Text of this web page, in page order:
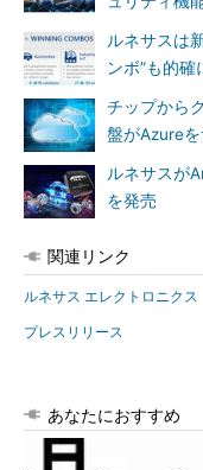
ルネサスは
ンボ”も的確
チップから
盤がAzureを
ルネサスが
を発売
関連リンク
ルネサス エレクトロニクス
プレスリリース
あなたにおすすめ